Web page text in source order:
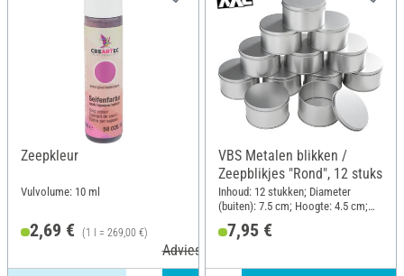
Zeepkleur
Vulvolume: 10 ml
2,69 € (1 l = 269,00 €)
Adviesprijs 3,40 €
VBS Metalen blikken /
Zeepblikjes "Rond", 12 stuks
Inhoud: 12 stukken; Diameter
(buiten): 7.5 cm; Hoogte: 4.5 cm;
7,95 €